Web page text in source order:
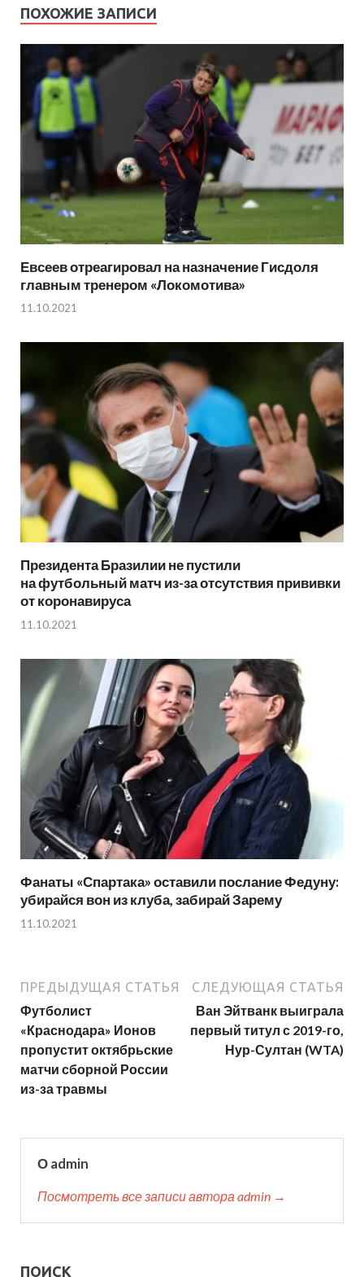
ПОХОЖИЕ ЗАПИСИ
Евсеев отреагировал на назначение Гисдоля
главным тренером «Локомотива»
11.10.2021
Президента Бразилии не пустили
на футбольный матч из-за отсутствия прививки
от коронавируса
11.10.2021
Фанаты «Спартака» оставили послание Федуну:
убирайся вон из клуба, забирай Зарему
11.10.2021
ПРЕДЫДУЩАЯ СТАТЬЯ
Футболист
«Краснодара» Ионов
пропустит октябрьские
матчи сборной России
из-за травмы
СЛЕДУЮЩАЯ СТАТЬЯ
Ван Эйтванк выиграла
первый титул с 2019-го,
Нур-Султан (WTA)
О admin
Посмотреть все записи автора admin →
ПОИСК